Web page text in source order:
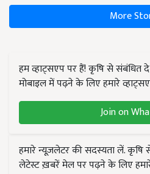
More
हम व्हाट्सएप पर हैं! कृषि से संबंधित
मोबाइल में पढ़ने के लिए हमारे
Join on
हमारे न्यूज़लेटर की सदस्यता लें.
लेटेस्ट ख़बरें मेल पर पढ़ने के लिए